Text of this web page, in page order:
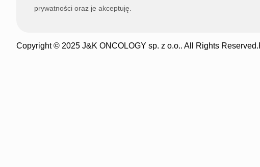
prywatności oraz je akceptuję.
Copyright © 2025 J&K ONCOLOGY sp. z o.o.. All Rights Reserved.